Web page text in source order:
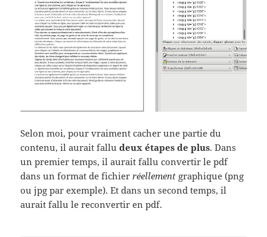
Selon moi, pour vraiment cacher une partie du
contenu, il aurait falludeux étapes de plus. Dans
un premier temps, il aurait fallu convertir le pdf
dans un format de fichierréellement graphique (png
ou jpg par exemple). Et dans un second temps, il
aurait fallu le reconvertir en pdf.